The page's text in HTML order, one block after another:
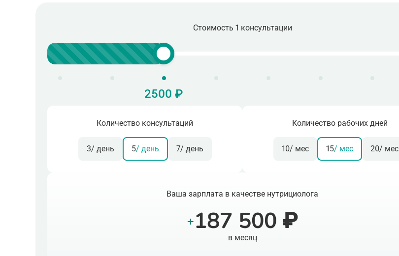
Стоимость 1 консультации
2500 ₽
Количество консультаций
3/ день 5/ день 7/ день
Количество рабочих дней
10/ мес 15/ мес 20/ мес
Ваша зарплата в качестве нутрициолога
+187 500 ₽
в месяц